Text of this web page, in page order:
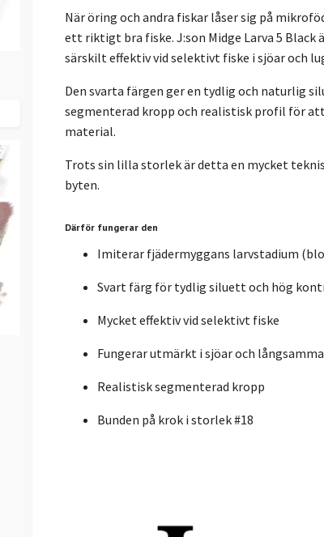
När öring och andra fiskar låser sig på
ett riktigt bra fiske. J:son Midge Larva 5 Black
särskilt effektiv vid selektivt fiske i sjöar och
Den svarta färgen ger en tydlig och naturlig
segmenterad kropp och realistisk profil för
material.
Trots sin lilla storlek är detta en mycket
byten.
Därför fungerar den
Imiterar fjädermyggans larvstadium
Svart färg för tydlig siluett och hög
Mycket effektiv vid selektivt fiske
Fungerar utmärkt i sjöar och
Realistisk segmenterad kropp
Bunden på krok i storlek #18